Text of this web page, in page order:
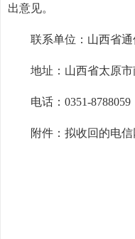
出意见。
联系单位：山西省
地址：山西省太原
电话：0351-8788059
附件：拟收回的电